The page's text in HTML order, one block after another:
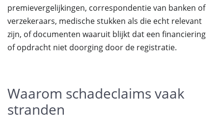
premievergelijkingen, correspondentie van banken of
verzekeraars, medische stukken als die echt relevant
zijn, of documenten waaruit blijkt dat een financiering
of opdracht niet doorging door de registratie.
Waarom schadeclaims vaak
stranden